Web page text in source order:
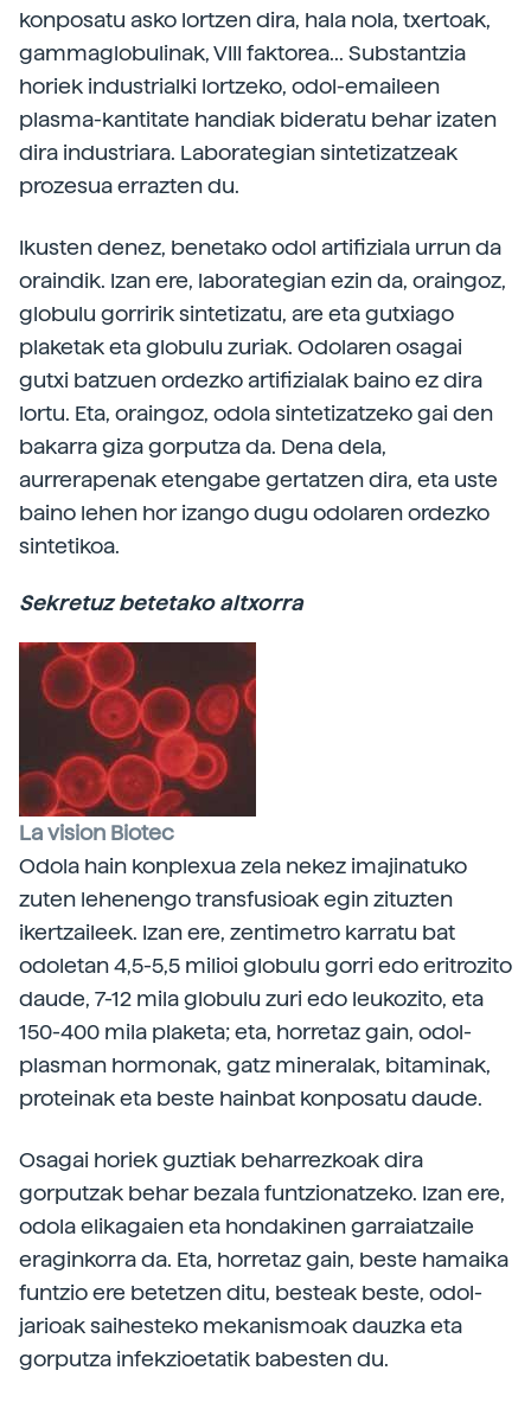
konposatu asko lortzen dira, hala nola, txertoak,
gammaglobulinak, VIII faktorea... Substantzia
horiek industrialki lortzeko, odol-emaileen
plasma-kantitate handiak bideratu behar izaten
dira industriara. Laborategian sintetizatzeak
prozesua errazten du.
Ikusten denez, benetako odol artifiziala urrun da
oraindik. Izan ere, laborategian ezin da, oraingoz,
globulu gorririk sintetizatu, are eta gutxiago
plaketak eta globulu zuriak. Odolaren osagai
gutxi batzuen ordezko artifizialak baino ez dira
lortu. Eta, oraingoz, odola sintetizatzeko gai den
bakarra giza gorputza da. Dena dela,
aurrerapenak etengabe gertatzen dira, eta uste
baino lehen hor izango dugu odolaren ordezko
sintetikoa.
Sekretuz betetako altxorra
La vision Biotec
Odola hain konplexua zela nekez imajinatuko
zuten lehenengo transfusioak egin zituzten
ikertzaileek. Izan ere, zentimetro karratu bat
odoletan 4,5-5,5 milioi globulu gorri edo eritrozito
daude, 7-12 mila globulu zuri edo leukozito, eta
150-400 mila plaketa; eta, horretaz gain, odol-
plasman hormonak, gatz mineralak, bitaminak,
proteinak eta beste hainbat konposatu daude.
Osagai horiek guztiak beharrezkoak dira
gorputzak behar bezala funtzionatzeko. Izan ere,
odola elikagaien eta hondakinen garraiatzaile
eraginkorra da. Eta, horretaz gain, beste hamaika
funtzio ere betetzen ditu, besteak beste, odol-
jarioak saihesteko mekanismoak dauzka eta
gorputza infekzioetatik babesten du.